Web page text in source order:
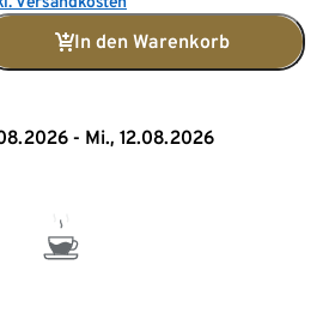
In den Warenkorb
- Mi., 12.08.2026